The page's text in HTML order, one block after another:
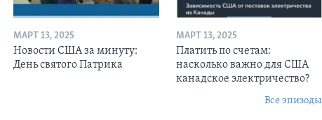
МАРТ 13, 2025
Новости США за минуту:
День святого Патрика
МАРТ 13, 2025
Платить по счетам:
насколько важно для США
канадское электричество?
Все эпизоды